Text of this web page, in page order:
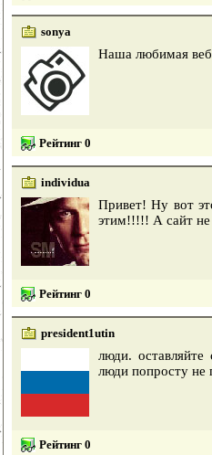
sonya
Наша любимая
Рейтинг 0
individua
Привет! Ну вот
этим!!!!! А сайт не
Рейтинг 0
president1utin
люди.
люди попросту не
Рейтинг 0